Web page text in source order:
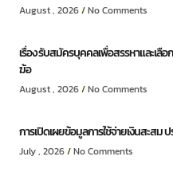
August , 2026 No Comments
เรื่อง รับสมัครบุคคลเพื่อสรรหาและเลื
ฆ้อ
August , 2026 No Comments
การเปิดเผยข้อมูลการใช้จ่ายเงินสะส
July , 2026 No Comments